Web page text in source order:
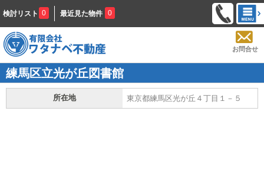
検討リスト 0 最近見た物件 0
お問合せ
練馬区立光が丘図書館
所在地 東京都練馬区光が丘４丁目１－５